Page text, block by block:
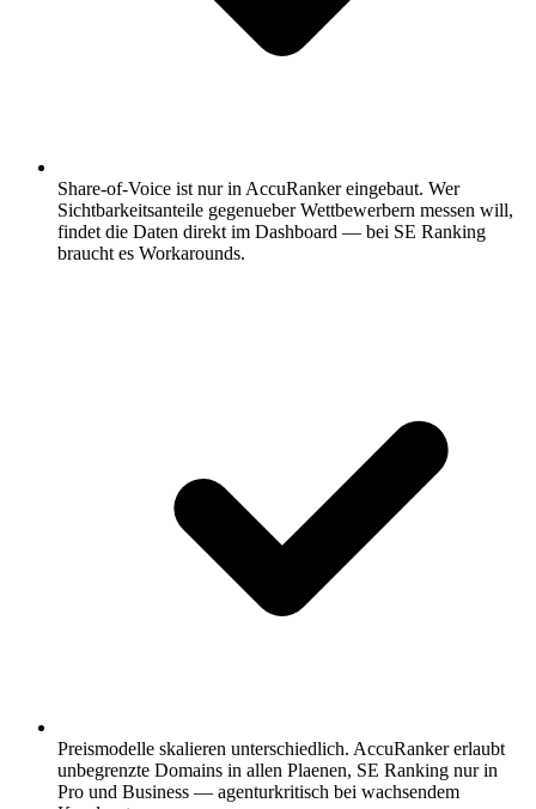
Share-of-Voice ist nur in AccuRanker eingebaut. Wer
Sichtbarkeitsanteile gegenueber Wettbewerbern messen will,
findet die Daten direkt im Dashboard — bei SE Ranking
braucht es Workarounds.
Preismodelle skalieren unterschiedlich. AccuRanker erlaubt
unbegrenzte Domains in allen Plaenen, SE Ranking nur in
Pro und Business — agenturkritisch bei wachsendem